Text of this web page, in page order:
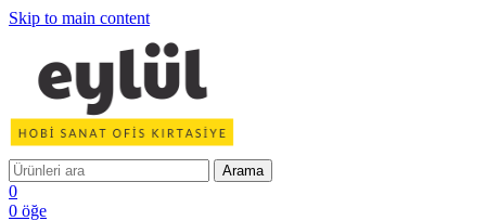
Skip to main content
Arama
0
0 öğe